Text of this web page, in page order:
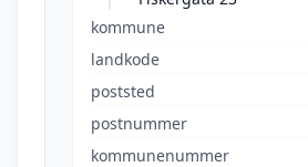
kommune
landkode
poststed
postnummer
kommunenummer